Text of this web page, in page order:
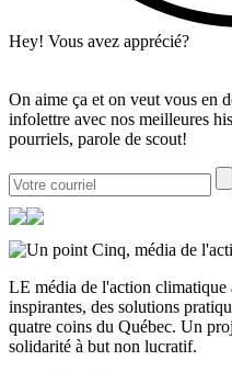
Hey! Vous avez apprécié?
On aime ça et on veut vous en
infolettre avec nos meilleures
pourriels, parole de scout!
LE média de l'action climatique
inspirantes, des solutions
quatre coins du Québec. Un
solidarité à but non lucratif.